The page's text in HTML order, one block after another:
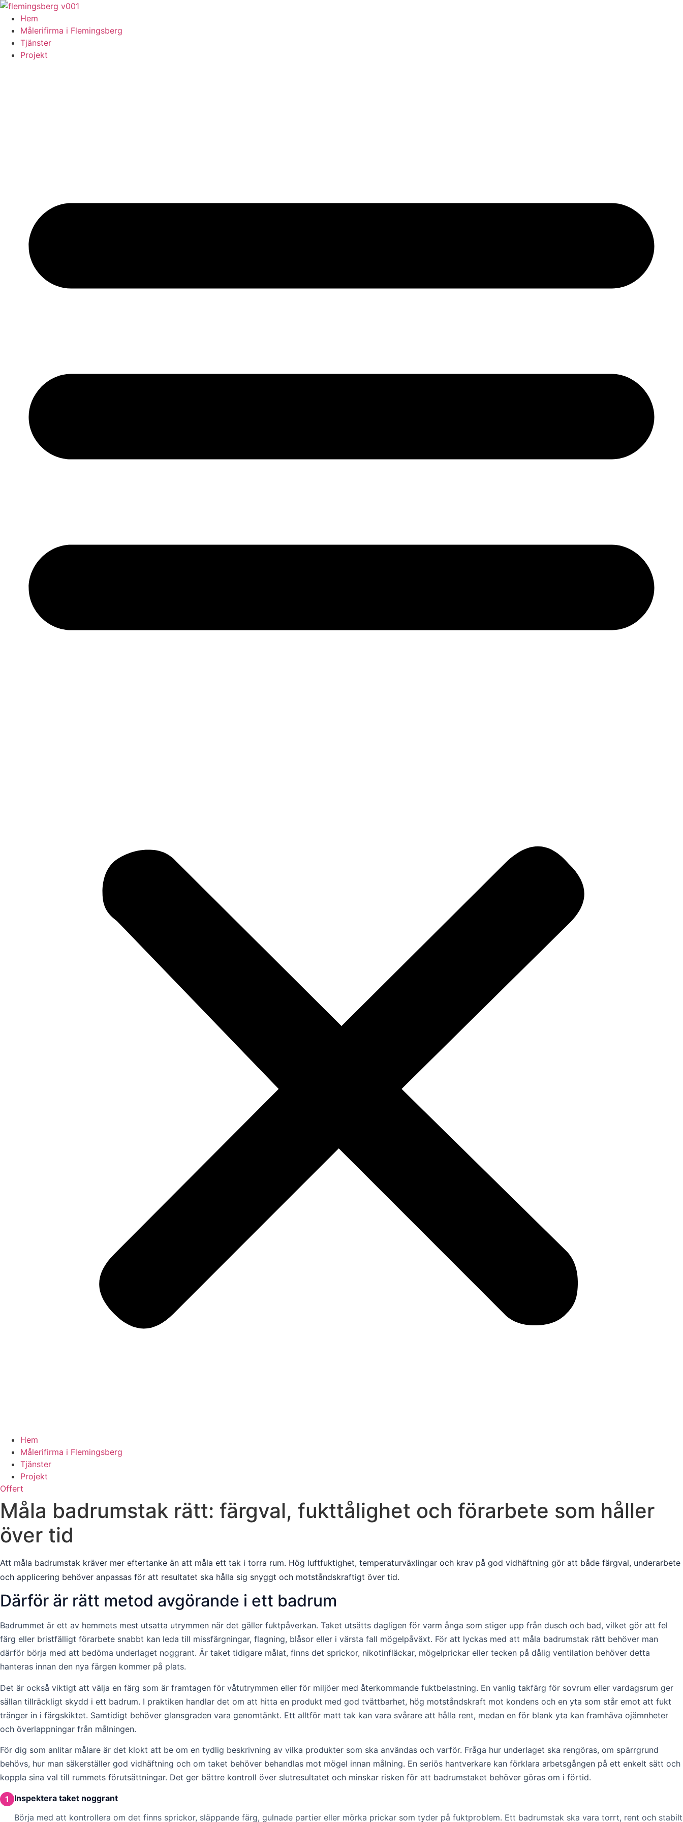
Skip
content
Hem
Målerifirma i Flemingsberg
Tjänster
Projekt
Hem
Målerifirma i Flemingsberg
Tjänster
Projekt
Offert
Måla badrumstak rätt: färgval, fukttålighet och förarbete som håller
över tid
Att måla badrumstak kräver mer eftertanke än att måla ett tak i torra rum. Hög luftfuktighet, temperaturväxlingar och krav på god vidhäftning gör att både färgval, underarbete
och applicering behöver anpassas för att resultatet ska hålla sig snyggt och motståndskraftigt över tid.
Därför är rätt metod avgörande i ett badrum
Badrummet är ett av hemmets mest utsatta utrymmen när det gäller fuktpåverkan. Taket utsätts dagligen för varm ånga som stiger upp från dusch och bad, vilket gör att fel
färg eller bristfälligt förarbete snabbt kan leda till missfärgningar, flagning, blåsor eller i värsta fall mögelpåväxt. För att lyckas med att måla badrumstak rätt behöver man
därför börja med att bedöma underlaget noggrant. Är taket tidigare målat, finns det sprickor, nikotinfläckar, mögelprickar eller tecken på dålig ventilation behöver detta
hanteras innan den nya färgen kommer på plats.
Det är också viktigt att välja en färg som är framtagen för våtutrymmen eller för miljöer med återkommande fuktbelastning. En vanlig takfärg för sovrum eller vardagsrum ger
sällan tillräckligt skydd i ett badrum. I praktiken handlar det om att hitta en produkt med god tvättbarhet, hög motståndskraft mot kondens och en yta som står emot att fukt
tränger in i färgskiktet. Samtidigt behöver glansgraden vara genomtänkt. Ett alltför matt tak kan vara svårare att hålla rent, medan en för blank yta kan framhäva ojämnheter
och överlappningar från målningen.
För dig som anlitar målare är det klokt att be om en tydlig beskrivning av vilka produkter som ska användas och varför. Fråga hur underlaget ska rengöras, om spärrgrund
behövs, hur man säkerställer god vidhäftning och om taket behöver behandlas mot mögel innan målning. En seriös hantverkare kan förklara arbetsgången på ett enkelt sätt och
koppla sina val till rummets förutsättningar. Det ger bättre kontroll över slutresultatet och minskar risken för att badrumstaket behöver göras om i förtid.
1
Inspektera taket noggrant
Börja med att kontrollera om det finns sprickor, släppande färg, gulnade partier eller mörka prickar som tyder på fuktproblem. Ett badrumstak ska vara torrt, rent och stabilt